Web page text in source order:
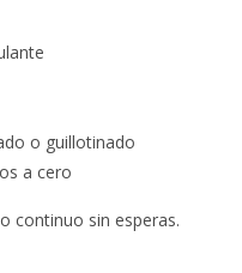
o guillotinado
a cero
continuo sin esperas.